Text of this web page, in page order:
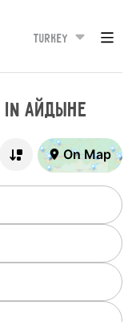
Turkey
inАйдыне
On Map